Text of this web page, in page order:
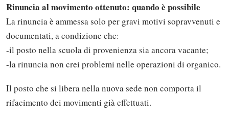
Rinuncia al movimento ottenuto: quando è possibile
La rinuncia è ammessa solo per gravi motivi sopravvenuti e
documentati, a condizione che:
-il posto nella scuola di provenienza sia ancora vacante;
-la rinuncia non crei problemi nelle operazioni di organico.
Il posto che si libera nella nuova sede non comporta il
rifacimento dei movimenti già effettuati.
Solo gli utenti registrati possono